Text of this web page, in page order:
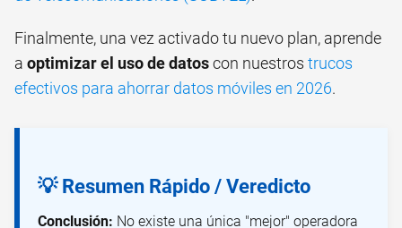
Finalmente, una vez activado tu nuevo plan, aprende
a optimizar el uso de datoscon nuestros trucos
efectivos para ahorrar datos móviles en 2026.
💡 Resumen Rápido / Veredicto
Conclusión: No existe una única "mejor" operadora